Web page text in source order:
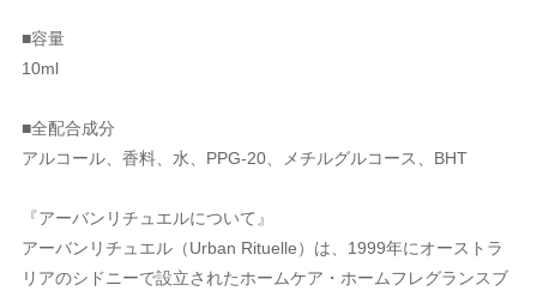
■容量
10ml
■全配合成分
アルコール、香料、水、PPG-20、メチルグルコース、BHT
『アーバンリチュエルについて』
アーバンリチュエル（Urban Rituelle）は、1999年にオーストラ
リアのシドニーで設立されたホームケア・ホームフレグランスブ